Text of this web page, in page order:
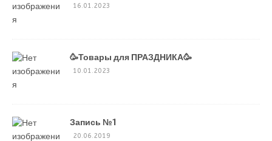
16.01.2023
🥳Товары для ПРАЗДНИКА🥳
10.01.2023
Запись №1
20.06.2019